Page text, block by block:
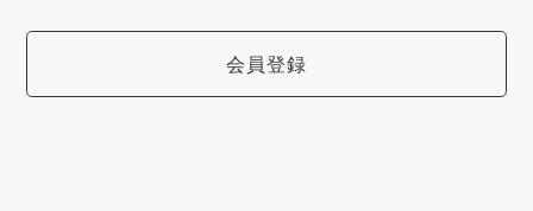
会員登録